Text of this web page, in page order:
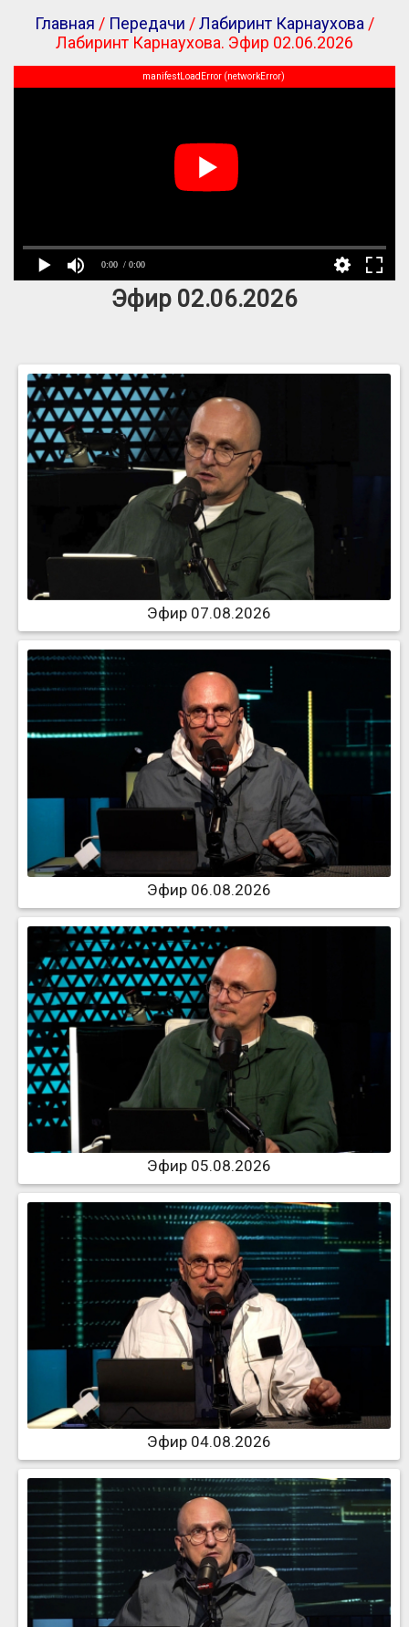
Главная / Передачи /Лабиринт Карнаухова /
Лабиринт Карнаухова. Эфир 02.06.2026
0:00 / 0:00
manifestLoadError (networkError)
Эфир 02.06.2026
Эфир 07.08.2026
Эфир 06.08.2026
Эфир 05.08.2026
Эфир 04.08.2026